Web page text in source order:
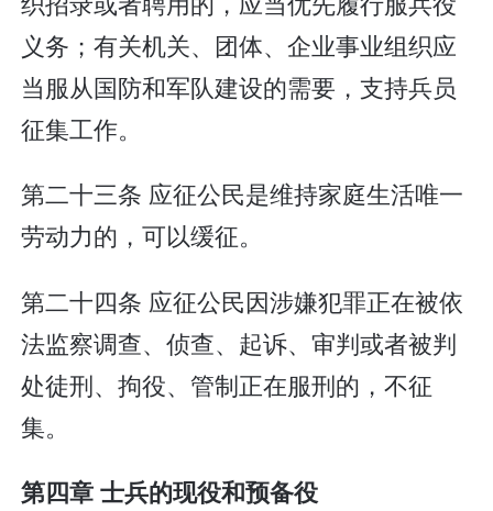
义务；有关机关、团体、企业事业组织应
当服从国防和军队建设的需要，支持兵员
征集工作。
第二十三条 应征公民是维持家庭生活唯一
劳动力的，可以缓征。
第二十四条 应征公民因涉嫌犯罪正在被依
法监察调查、侦查、起诉、审判或者被判
处徒刑、拘役、管制正在服刑的，不征
集。
第四章 士兵的现役和预备役